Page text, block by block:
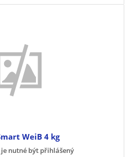
WeiB 4 kg
nutné být přihlášený